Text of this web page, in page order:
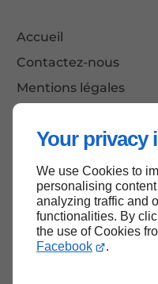
Your privacy
We use Cookies to
personalising
analyzing traffic and
functionalities. By
the use of Cookies
Facebook
.
Accueil
Contactez-nous
Mentions légales